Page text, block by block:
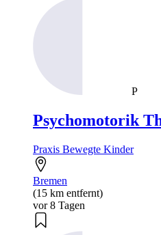
P
Psychomotorik
Praxis Bewegte Kinder
Bremen
(15 km entfernt)
vor 8 Tagen